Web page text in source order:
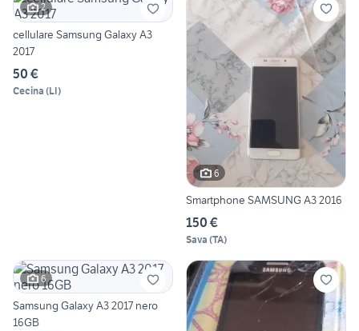
2
cellulare Samsung Galaxy A3
2017
50 €
Cecina (LI)
6
Smartphone SAMSUNG A3 2016
150 €
Sava (TA)
6
Samsung Galaxy A3 2017 nero
16GB